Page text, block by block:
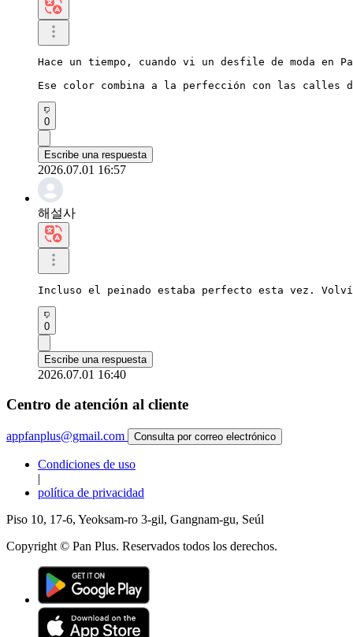
Hace un tiempo, cuando vi un desfile de moda en
Ese color combina a la perfección con las calles
0
Escribe una respuesta
2026.07.01 16:57
해설사
Incluso el peinado estaba perfecto esta vez.
0
Escribe una respuesta
2026.07.01 16:40
Centro de atención al cliente
appfanplus@gmail.com Consulta por correo electrónico
Condiciones de uso
|
política de privacidad
Piso 10, 17-6, Yeoksam-ro 3-gil, Gangnam-gu, Seúl
Copyright © Pan Plus. Reservados todos los derechos.